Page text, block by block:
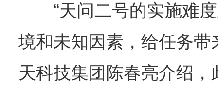
“天问二号的实施难度
境和未知因素，给任务带
天科技集团陈春亮介绍